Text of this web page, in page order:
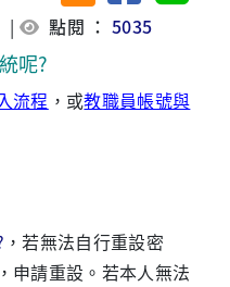
| 點閱 ：5035
呢?
流程 ，或教職員帳號與
，若無法自行重設密
，申請重設。若本人無法